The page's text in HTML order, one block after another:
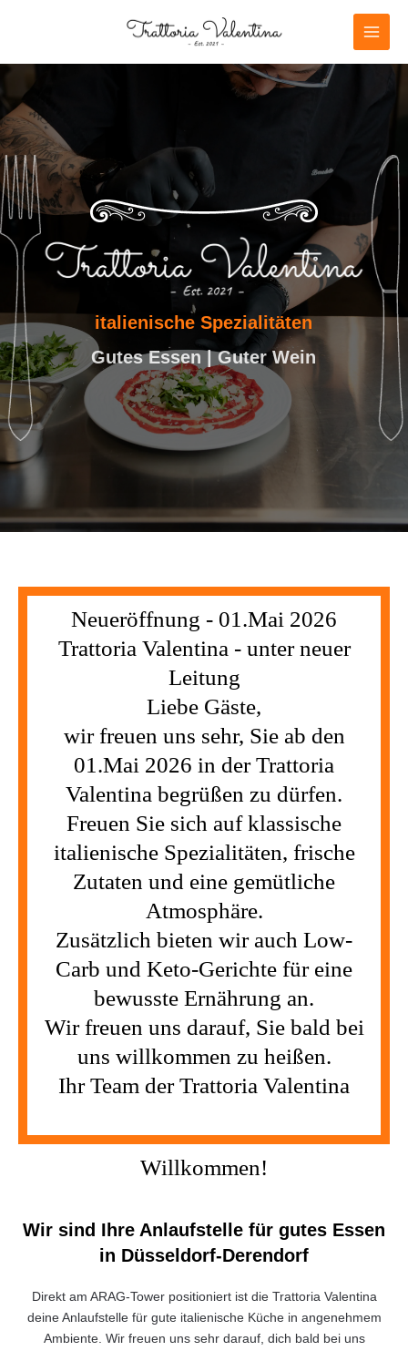
italienische Spezialitäten
Gutes Essen | Guter Wein
Neueröffnung - 01.Mai 2026
Trattoria Valentina - unter neuer
Leitung
Liebe Gäste,
wir freuen uns sehr, Sie ab den
01.Mai 2026 in der Trattoria
Valentina begrüßen zu dürfen.
Freuen Sie sich auf klassische
italienische Spezialitäten, frische
Zutaten und eine gemütliche
Atmosphäre.
Zusätzlich bieten wir auch Low-
Carb und Keto-Gerichte für eine
bewusste Ernährung an.
Wir freuen uns darauf, Sie bald bei
uns willkommen zu heißen.
Ihr Team der Trattoria Valentina
Willkommen!
Wir sind Ihre Anlaufstelle für gutes Essen
in Düsseldorf-Derendorf
Direkt am ARAG-Tower positioniert ist die Trattoria Valentina
deine Anlaufstelle für gute italienische Küche in angenehmem
Ambiente. Wir freuen uns sehr darauf, dich bald bei uns